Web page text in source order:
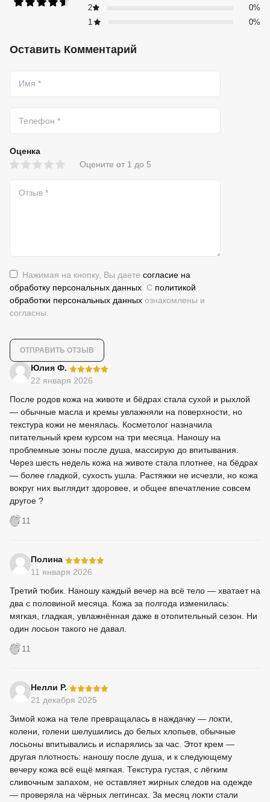
2
0%
1
0%
Оставить Комментарий
Оценка
Оцените от 1 до 5
Нажимая на кнопку, Вы даете согласие на
обработку персональных данных . С политикой
обработки персональных данных ознакомлены и
согласны.
Юлия Ф.
22 января 2026
После родов кожа на животе и бёдрах стала сухой и рыхлой
— обычные масла и кремы увлажняли на поверхности, но
текстура кожи не менялась. Косметолог назначила
питательный крем курсом на три месяца. Наношу на
проблемные зоны после душа, массирую до впитывания.
Через шесть недель кожа на животе стала плотнее, на бёдрах
— более гладкой, сухость ушла. Растяжки не исчезли, но кожа
вокруг них выглядит здоровее, и общее впечатление совсем
другое ?
11
Полина
11 января 2026
Третий тюбик. Наношу каждый вечер на всё тело — хватает на
два с половиной месяца. Кожа за полгода изменилась:
мягкая, гладкая, увлажнённая даже в отопительный сезон. Ни
один лосьон такого не давал.
11
Нелли Р.
21 декабря 2025
Зимой кожа на теле превращалась в наждачку — локти,
колени, голени шелушились до белых хлопьев, обычные
лосьоны впитывались и испарялись за час. Этот крем —
другая плотность: наношу после душа, и к следующему
вечеру кожа всё ещё мягкая. Текстура густая, с лёгким
сливочным запахом, не оставляет жирных следов на одежде
— проверяла на чёрных леггинсах. За месяц локти стали